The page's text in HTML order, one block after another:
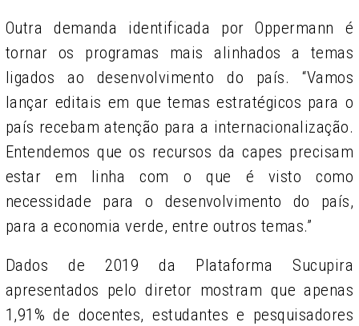
Outra demanda identificada por Oppermann é
tornar os programas mais alinhados a temas
ligados ao desenvolvimento do país. “Vamos
lançar editais em que temas estratégicos para o
país recebam atenção para a internacionalização.
Entendemos que os recursos da capes precisam
estar em linha com o que é visto como
necessidade para o desenvolvimento do país,
para a economia verde, entre outros temas.”
Dados de 2019 da Plataforma Sucupira
apresentados pelo diretor mostram que apenas
1,91% de docentes, estudantes e pesquisadores